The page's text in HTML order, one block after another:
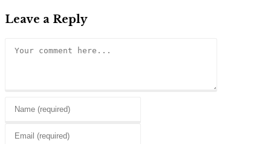
Leave a Reply
Enter
name
Enter